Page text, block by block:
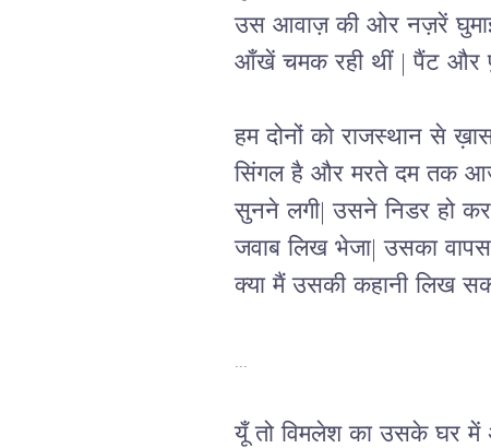
उस आवाज़ की ओर नज़रें
आँखें चमक रही थीं | पैंट और
हम दोनों को राजस्थान से
सिंगल है और मरते दम तक
सुनने लगी| उसने निडर हो
जवाब लिख भेजा| उसका
क्या मैं उसकी कहानी लिख
...
यूँ तो विमलेश का उसके घर में